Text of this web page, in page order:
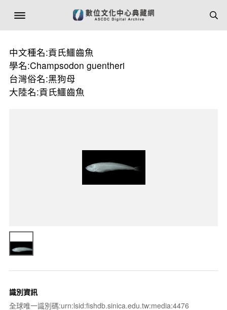
中文種名:貢氏鱷齒魚
學名:Champsodon guentheri
台灣俗名:黑狗母
大陸名:貢氏鱷齒魚
識別資訊
全球唯一識別碼:urn:lsid:fishdb.sinica.edu.tw:media:4476